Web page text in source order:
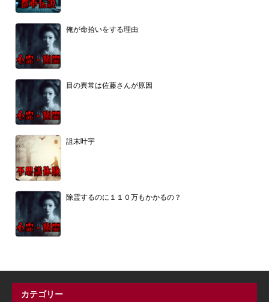
俺が命拾いをする理由
目の異常は佐藤さんが原因
詛末叶宇
除霊するのに１１０万もかかるの？
カテゴリー